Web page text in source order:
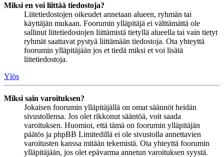
Miksi en voi liittää tiedostoja?
Liitetiedostojen oikeudet annetaan alueen, ryhmän tai
käyttäjän mukaan. Foorumin ylläpitäjä ei välttämättä ole
sallinut liitetiedostojen liittämistä tietyllä alueella tai vain tietyt
ryhmät saattavat pystyä liittämään tiedostoja. Ota yhteyttä
foorumin ylläpitäjään jos et tiedä miksi et voi lisätä
liitetiedostoja.
Ylös
Miksi sain varoituksen?
Jokaisen foorumin ylläpitäjällä on omat säännöt heidän
sivustollensa. Jos olet rikkonut sääntöä, voit saada
varoituksen. Huomioi, että tämä on foorumin ylläpitäjän
päätös ja phpBB Limitedillä ei ole sivustolla annettavien
varoitusten kanssa mitään tekemistä. Ota yhteyttä foorumin
ylläpitäjään, jos olet epävarma annetun varoituksen syystä.